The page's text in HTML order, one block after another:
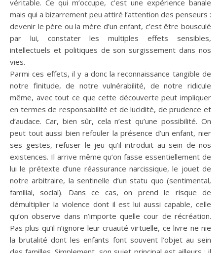
véritable. Ce qui m’occupe, c’est une expérience banale
mais qui a bizarrement peu attiré l’attention des penseurs :
devenir le père ou la mère d’un enfant, c’est être bousculé
par lui, constater les multiples effets sensibles,
intellectuels et politiques de son surgissement dans nos
vies.
Parmi ces effets, il y a donc la reconnaissance tangible de
notre finitude, de notre vulnérabilité, de notre ridicule
même, avec tout ce que cette découverte peut impliquer
en termes de responsabilité et de lucidité, de prudence et
d’audace. Car, bien sûr, cela n’est qu’une possibilité. On
peut tout aussi bien refouler la présence d’un enfant, nier
ses gestes, refuser le jeu qu’il introduit au sein de nos
existences. Il arrive même qu’on fasse essentiellement de
lui le prétexte d’une réassurance narcissique, le jouet de
notre arbitraire, la sentinelle d’un statu quo (sentimental,
familial, social). Dans ce cas, on prend le risque de
démultiplier la violence dont il est lui aussi capable, celle
qu’on observe dans n’importe quelle cour de récréation.
Pas plus qu’il n’ignore leur cruauté virtuelle, ce livre ne nie
la brutalité dont les enfants font souvent l’objet au sein